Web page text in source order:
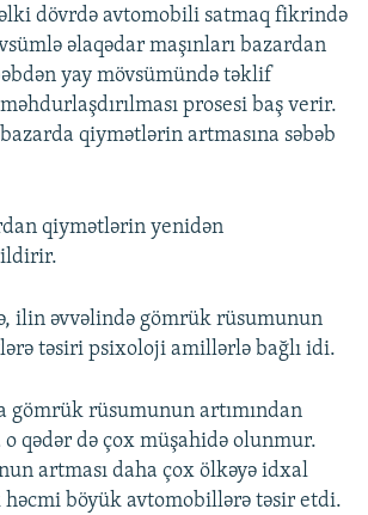
dövrdə avtomobili satmaq fikrində
əlaqədar maşınları bazardan
yay mövsümündə təklif
prosesi baş verir.
qiymətlərin artmasına səbəb
qiymətlərin yenidən
ilin əvvəlində gömrük rüsumunun
təsiri psixoloji amillərlə bağlı idi.
gömrük rüsumunun artımından
qədər də çox müşahidə olunmur.
artması daha çox ölkəyə idxal
böyük avtomobillərə təsir etdi.